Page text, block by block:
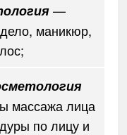
—
маникюр,
массажа лица
по лицу и